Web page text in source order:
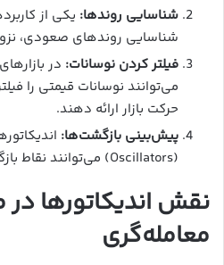
شناسایی روندها: یکی از
شناسایی روندهای صعودی،
فیلتر کردن نوسانات: در
می‌توانند نوسانات قیمتی را
حرکت بازار ارائه دهند.
پیش‌بینی بازگشت‌ها:
(Oscillators) می‌توانند نقاط بازگشت روند را پیش‌بینی کنند.
نقش اندیکاتورها
معامله‌گری